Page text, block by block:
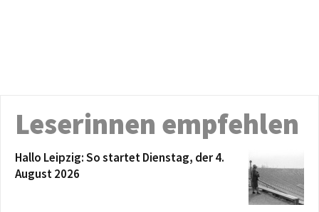
Leserinnen empfehlen
Hallo Leipzig: So startet Dienstag, der 4.
August 2026